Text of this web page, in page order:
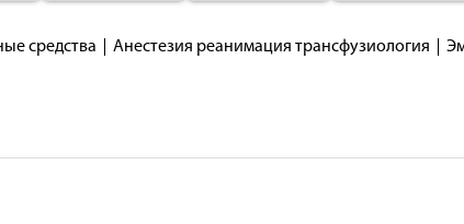
средства Анестезия реанимация трансфузиология